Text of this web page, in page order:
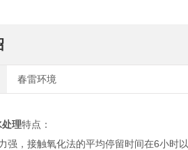
春雷环境
处理特点：
强，接触氧化法的平均停留时间在6小时